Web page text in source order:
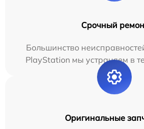
Срочный
Большинство
PlayStation мы устраняем в
Оригинальные